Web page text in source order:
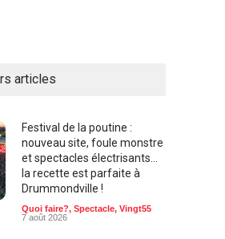
articles
Festival de la poutine :
nouveau site, foule monstre
et spectacles électrisants…
la recette est parfaite à
Drummondville !
7 août 2026